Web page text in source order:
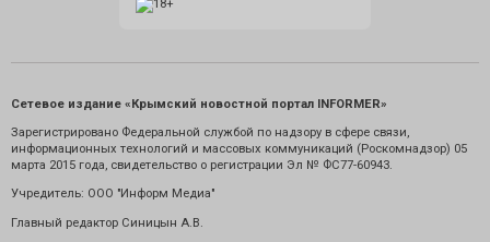
Сетевое издание «Крымский новостной портал INFORMER»
Зарегистрировано Федеральной службой по надзору в сфере связи,
информационных технологий и массовых коммуникаций (Роскомнадзор) 05
марта 2015 года, свидетельство о регистрации Эл № ФС77-60943.
Учредитель: ООО "Информ Медиа"
Главный редактор Синицын А.В.